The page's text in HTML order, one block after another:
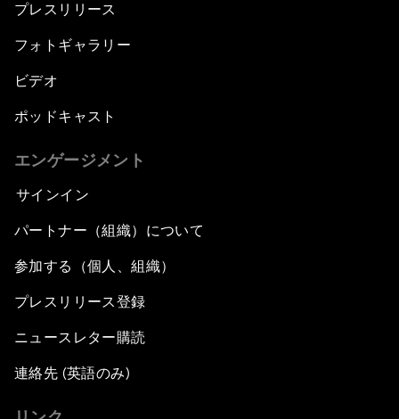
プレスリリース
フォトギャラリー
ビデオ
ポッドキャスト
エンゲージメント
サインイン
パートナー（組織）について
参加する（個人、組織）
プレスリリース登録
ニュースレター購読
連絡先 (英語のみ)